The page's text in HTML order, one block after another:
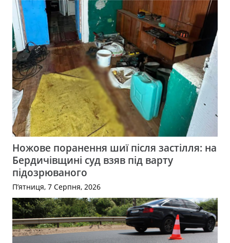
Ножове поранення шиї після застілля: на
Бердичівщині суд взяв під варту
підозрюваного
П’ятниця, 7 Серпня, 2026